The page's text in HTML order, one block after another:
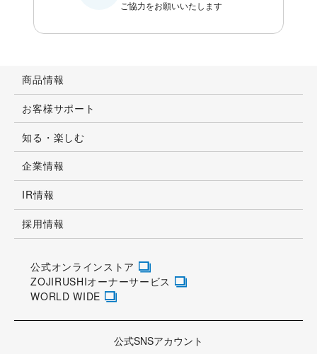
ご協力をお願いいたします
商品情報
お客様サポート
知る・楽しむ
企業情報
IR情報
採用情報
公式オンラインストア
ZOJIRUSHIオーナーサービス
WORLD WIDE
公式SNSアカウント